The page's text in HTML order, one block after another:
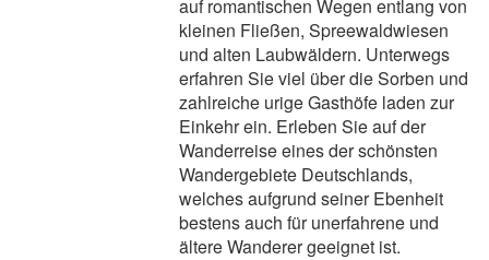
auf romantischen Wegen entlang von
kleinen Fließen, Spreewaldwiesen
und alten Laubwäldern. Unterwegs
erfahren Sie viel über die Sorben und
zahlreiche urige Gasthöfe laden zur
Einkehr ein. Erleben Sie auf der
Wanderreise eines der schönsten
Wandergebiete Deutschlands,
welches aufgrund seiner Ebenheit
bestens auch für unerfahrene und
ältere Wanderer geeignet ist.